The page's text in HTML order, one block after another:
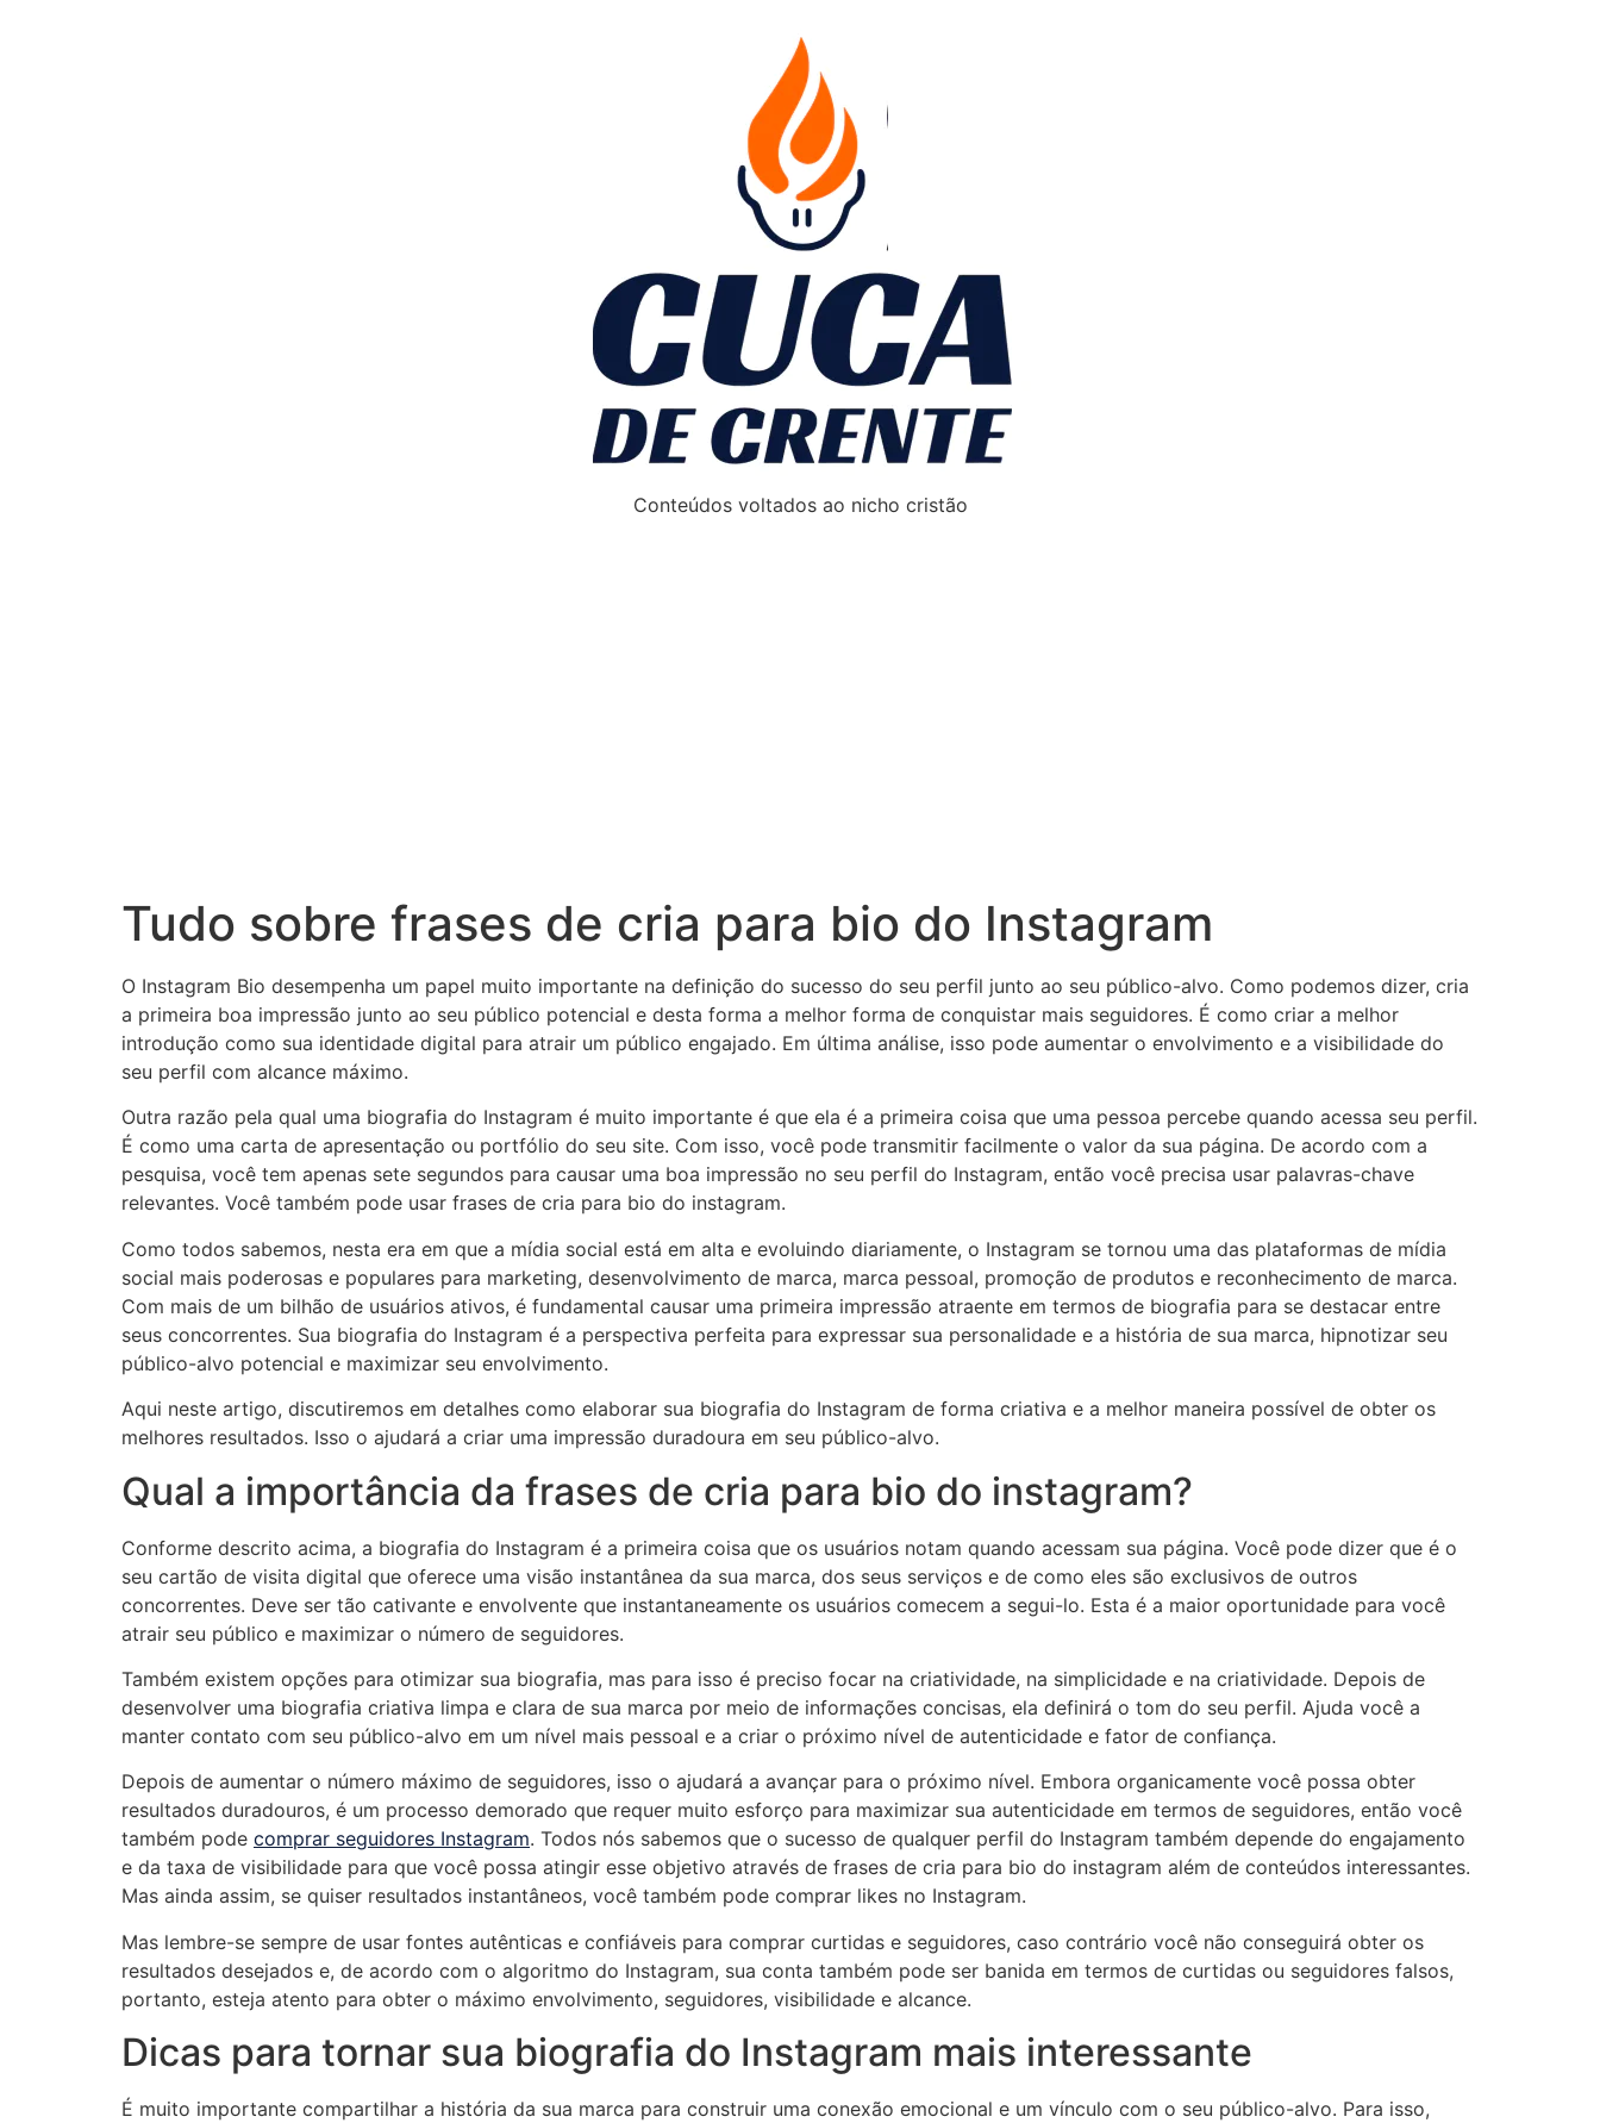
Conteúdos voltados ao nicho cristão
Tudo sobre frases de cria para bio do Instagram
O Instagram Bio desempenha um papel muito importante na definição do sucesso do seu perfil junto ao seu público-alvo. Como podemos dizer, cria
a primeira boa impressão junto ao seu público potencial e desta forma a melhor forma de conquistar mais seguidores. É como criar a melhor
introdução como sua identidade digital para atrair um público engajado. Em última análise, isso pode aumentar o envolvimento e a visibilidade do
seu perfil com alcance máximo.
Outra razão pela qual uma biografia do Instagram é muito importante é que ela é a primeira coisa que uma pessoa percebe quando acessa seu perfil.
É como uma carta de apresentação ou portfólio do seu site. Com isso, você pode transmitir facilmente o valor da sua página. De acordo com a
pesquisa, você tem apenas sete segundos para causar uma boa impressão no seu perfil do Instagram, então você precisa usar palavras-chave
relevantes. Você também pode usar frases de cria para bio do instagram.
Como todos sabemos, nesta era em que a mídia social está em alta e evoluindo diariamente, o Instagram se tornou uma das plataformas de mídia
social mais poderosas e populares para marketing, desenvolvimento de marca, marca pessoal, promoção de produtos e reconhecimento de marca.
Com mais de um bilhão de usuários ativos, é fundamental causar uma primeira impressão atraente em termos de biografia para se destacar entre
seus concorrentes. Sua biografia do Instagram é a perspectiva perfeita para expressar sua personalidade e a história de sua marca, hipnotizar seu
público-alvo potencial e maximizar seu envolvimento.
Aqui neste artigo, discutiremos em detalhes como elaborar sua biografia do Instagram de forma criativa e a melhor maneira possível de obter os
melhores resultados. Isso o ajudará a criar uma impressão duradoura em seu público-alvo.
Qual a importância da frases de cria para bio do instagram?
Conforme descrito acima, a biografia do Instagram é a primeira coisa que os usuários notam quando acessam sua página. Você pode dizer que é o
seu cartão de visita digital que oferece uma visão instantânea da sua marca, dos seus serviços e de como eles são exclusivos de outros
concorrentes. Deve ser tão cativante e envolvente que instantaneamente os usuários comecem a segui-lo. Esta é a maior oportunidade para você
atrair seu público e maximizar o número de seguidores.
Também existem opções para otimizar sua biografia, mas para isso é preciso focar na criatividade, na simplicidade e na criatividade. Depois de
desenvolver uma biografia criativa limpa e clara de sua marca por meio de informações concisas, ela definirá o tom do seu perfil. Ajuda você a
manter contato com seu público-alvo em um nível mais pessoal e a criar o próximo nível de autenticidade e fator de confiança.
Depois de aumentar o número máximo de seguidores, isso o ajudará a avançar para o próximo nível. Embora organicamente você possa obter
resultados duradouros, é um processo demorado que requer muito esforço para maximizar sua autenticidade em termos de seguidores, então você
também pode comprar seguidores Instagram. Todos nós sabemos que o sucesso de qualquer perfil do Instagram também depende do engajamento
e da taxa de visibilidade para que você possa atingir esse objetivo através de frases de cria para bio do instagram além de conteúdos interessantes.
Mas ainda assim, se quiser resultados instantâneos, você também pode comprar likes no Instagram.
Mas lembre-se sempre de usar fontes autênticas e confiáveis para comprar curtidas e seguidores, caso contrário você não conseguirá obter os
resultados desejados e, de acordo com o algoritmo do Instagram, sua conta também pode ser banida em termos de curtidas ou seguidores falsos,
portanto, esteja atento para obter o máximo envolvimento, seguidores, visibilidade e alcance.
Dicas para tornar sua biografia do Instagram mais interessante
É muito importante compartilhar a história da sua marca para construir uma conexão emocional e um vínculo com o seu público-alvo. Para isso,